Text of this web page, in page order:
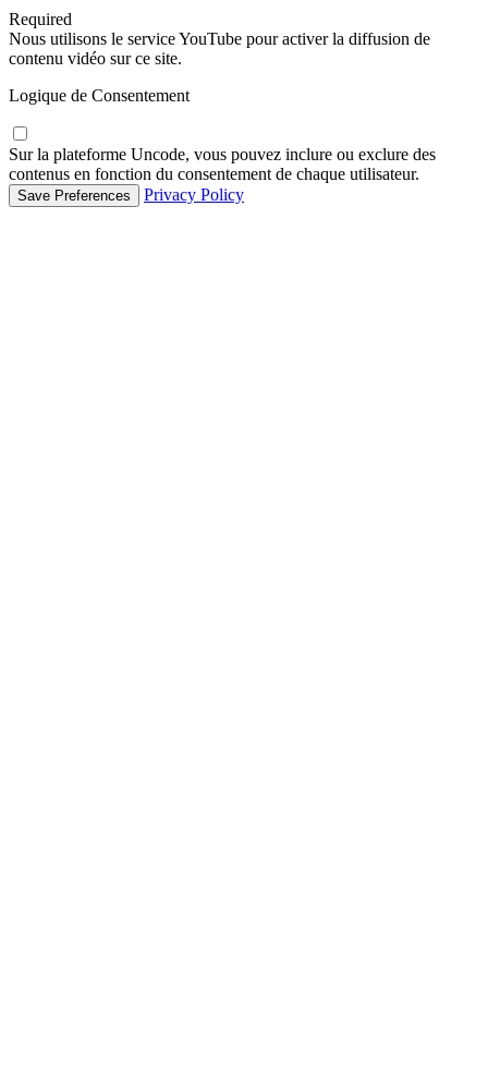
Required
Nous utilisons le service YouTube pour activer la diffusion de
contenu vidéo sur ce site.
Logique de Consentement
Sur la plateforme Uncode, vous pouvez inclure ou exclure des
contenus en fonction du consentement de chaque utilisateur.
Privacy Policy